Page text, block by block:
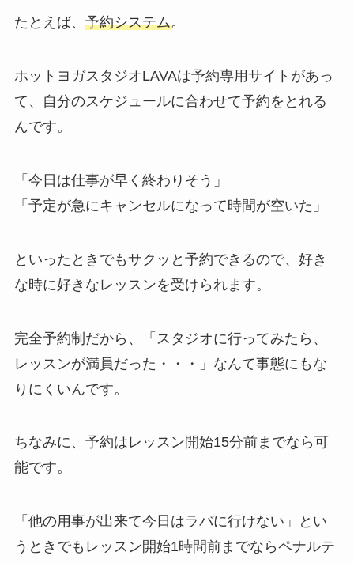
たとえば、 予約システム。
ホットヨガスタジオLAVAは予約専用サイトがあっ
て、自分のスケジュールに合わせて予約をとれる
んです。
「今日は仕事が早く終わりそう」
「予定が急にキャンセルになって時間が空いた」
といったときでもサクッと予約できるので、好き
な時に好きなレッスンを受けられます。
完全予約制だから、
「スタジオに行ってみたら、
レッスンが満員だった・・・」 なんて事態にもな
りにくいんです。
ちなみに、予約はレッスン開始15分前までなら可
能です。
「他の用事が出来て今日はラバに行けない」
とい
うときでもレッスン開始1時間前までならペナルテ